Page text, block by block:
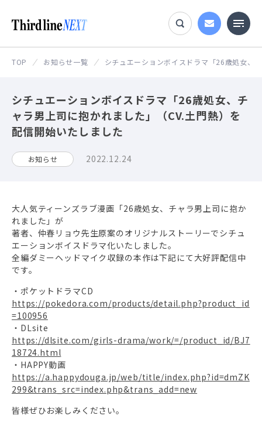
TOP お知らせ一覧 シチュエーションボイスドラマ「26歳処女、
シチュエーションボイスドラマ「26歳処女、チ
ャラ男上司に抱かれました」（CV.土門熱）を
配信開始いたしました
お知らせ 2022.12.24
大人気ティーンズラブ漫画「26歳処女、チャラ男上司に抱か
れました」が
著者、仲春リョウ先生原案のオリジナルストーリーでシチュ
エーションボイスドラマ化いたしました。
全編ダミーヘッドマイク収録の本作は下記にて大好評配信中
です。
・ポケットドラマCD
https://pokedora.com/products/detail.php?product_id
=100956
・DLsite
https://dlsite.com/girls-drama/work/=/product_id/BJ7
18724.html
・HAPPY動画
https://a.happydouga.jp/web/title/index.php?id=dmZK
299&trans_src=index.php&trans_add=new
皆様ぜひお楽しみください。